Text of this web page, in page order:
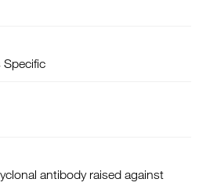
Specific
antibody raised against